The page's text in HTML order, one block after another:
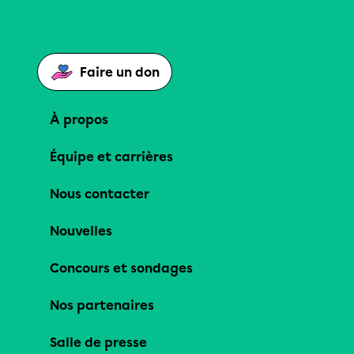
Faire un don
À propos
Équipe et carrières
Nous contacter
Nouvelles
Concours et sondages
Nos partenaires
Salle de presse